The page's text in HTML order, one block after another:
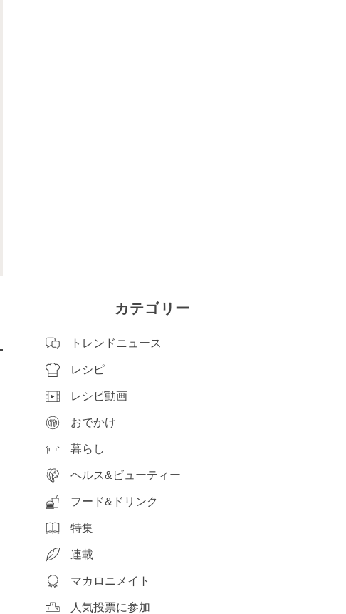
カテゴリー
トレンドニュース
レシピ
レシピ動画
おでかけ
暮らし
ヘルス&ビューティー
フード&ドリンク
特集
連載
マカロニメイト
人気投票に参加